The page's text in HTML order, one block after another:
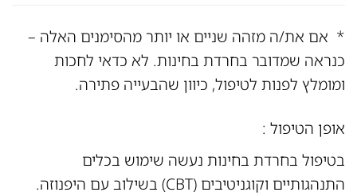
* אם את/ה מזהה שניים או יותר מהסימנים האלה –
כנראה שמדובר בחרדת בחינות. לא כדאי לחכות
ומומלץ לפנות לטיפול, כיוון שהבעייה פתירה.
אופן הטיפול :
בטיפול בחרדת בחינות נעשה שימוש בכלים
התנהגותיים וקוגניטיבים (CBT) בשילוב עם היפנוזה.